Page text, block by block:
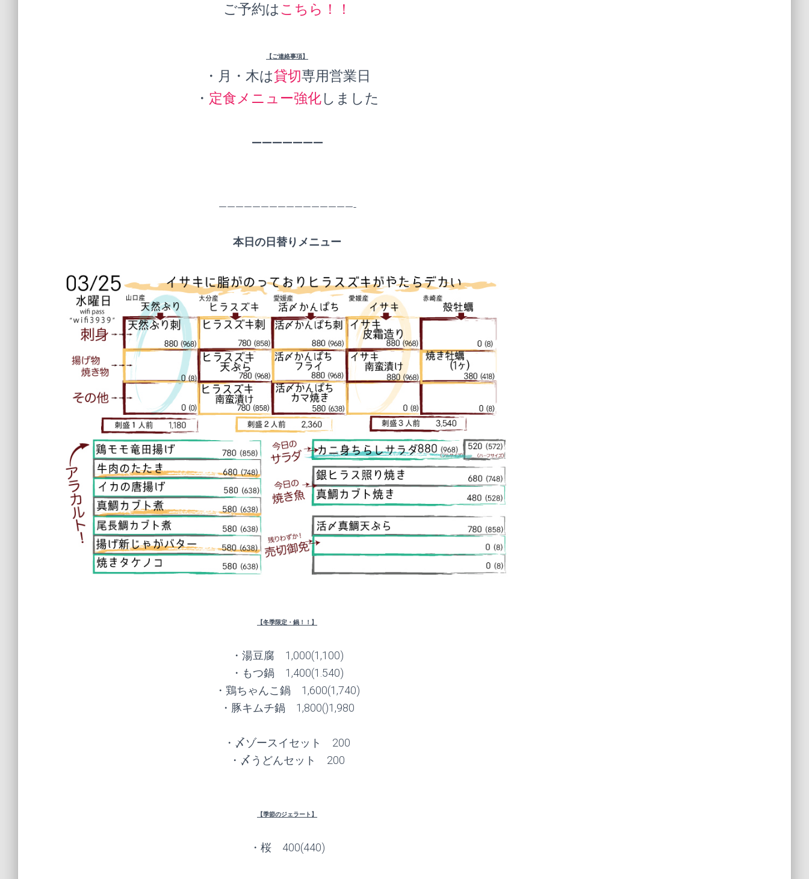
ご予約はこちら！！
【ご連絡事項】
・月・木は貸切専用営業日
・ 定食メニュー強化しました
———————
————————————————-
本日の日替りメニュー
【冬季限定・鍋！！】
・湯豆腐 1,000(1,100)
・もつ鍋 1,400(1.540)
・鶏ちゃんこ鍋 1,600(1,740)
・豚キムチ鍋 1,800()1,980
・〆ゾースイセット 200
・〆うどんセット 200
【季節のジェラート】
・桜 400(440)